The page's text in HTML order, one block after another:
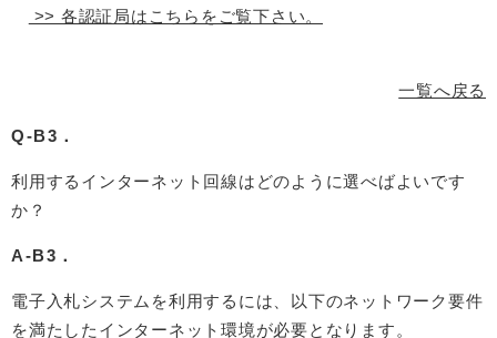
>> 各認証局はこちらをご覧下さい。
一覧へ戻る
Q-B3．
利用するインターネット回線はどのように選べばよいです
か？
A-B3．
電子入札システムを利用するには、以下のネットワーク要件
を満たしたインターネット環境が必要となります。